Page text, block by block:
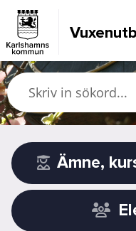
Ämne,